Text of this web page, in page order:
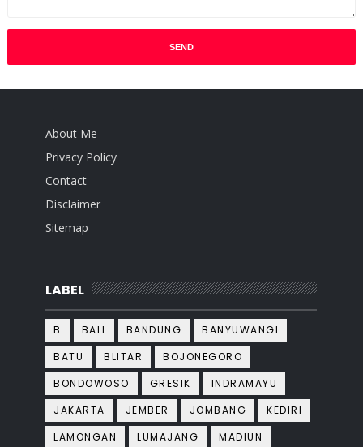
About Me
Privacy Policy
Contact
Disclaimer
Sitemap
LABEL
B BALI BANDUNG
BANYUWANGI
BATU
BLITAR
BOJONEGORO
BONDOWOSO
GRESIK
INDRAMAYU
JAKARTA
JEMBER JOMBANG
KEDIRI
LAMONGAN
LUMAJANG
MADIUN